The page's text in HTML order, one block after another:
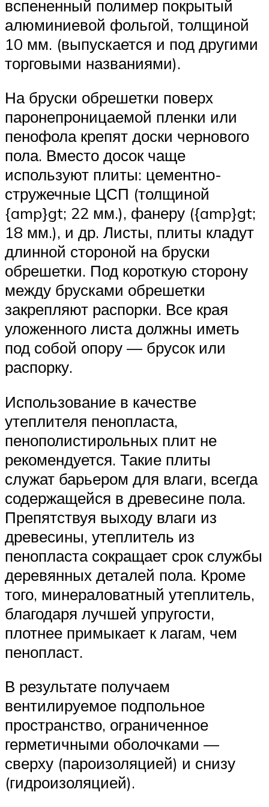
вспененный полимер покрытый
алюминиевой фольгой, толщиной
10 мм. (выпускается и под другими
торговыми названиями).
На бруски обрешетки поверх
паронепроницаемой пленки или
пенофола крепят доски чернового
пола. Вместо досок чаще
используют плиты: цементно-
стружечные ЦСП (толщиной
{amp}gt; 22 мм.), фанеру ({amp}gt;
18 мм.), и др. Листы, плиты кладут
длинной стороной на бруски
обрешетки. Под короткую сторону
между брусками обрешетки
закрепляют распорки. Все края
уложенного листа должны иметь
под собой опору — брусок или
распорку.
Использование в качестве
утеплителя пенопласта,
пенополистирольных плит не
рекомендуется. Такие плиты
служат барьером для влаги, всегда
содержащейся в древесине пола.
Препятствуя выходу влаги из
древесины, утеплитель из
пенопласта сокращает срок службы
деревянных деталей пола. Кроме
того, минераловатный утеплитель,
благодаря лучшей упругости,
плотнее примыкает к лагам, чем
пенопласт.
В результате получаем
вентилируемое подпольное
пространство, ограниченное
герметичными оболочками —
сверху (пароизоляцией) и снизу
(гидроизоляцией).